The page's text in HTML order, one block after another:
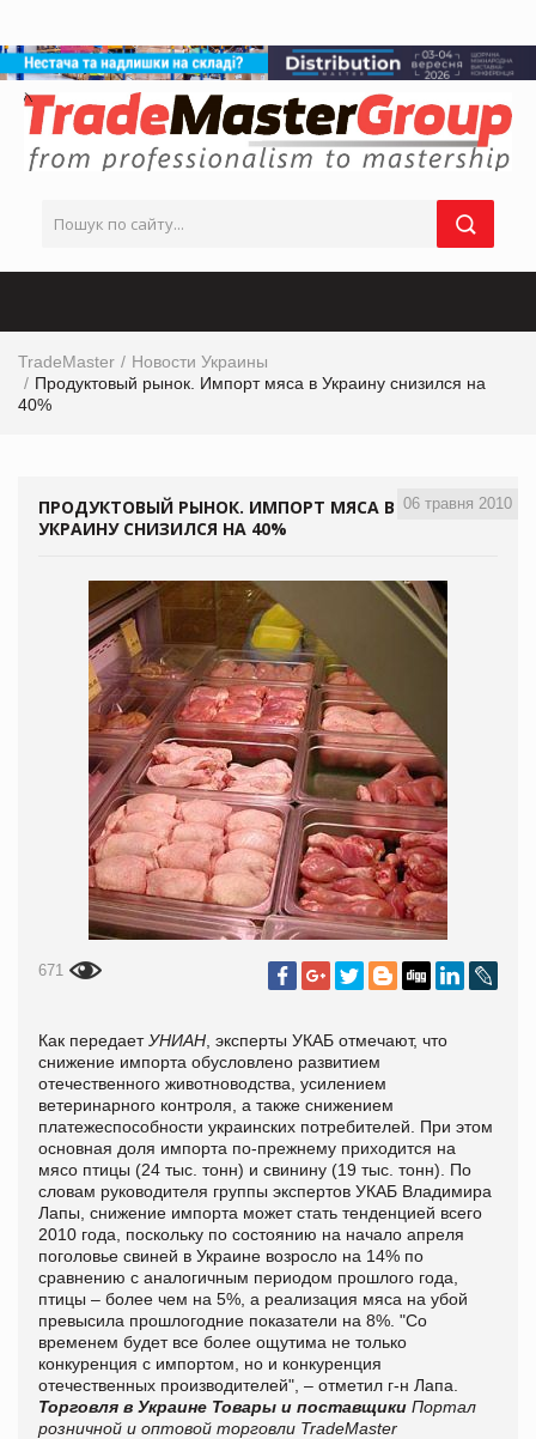
TradeMaster
Новости Украины
Продуктовый рынок. Импорт мяса в Украину снизился на
40%
06 травня 2010
ПРОДУКТОВЫЙ РЫНОК. ИМПОРТ МЯСА В
УКРАИНУ СНИЗИЛСЯ НА 40%
671
Как передаетУНИАН , эксперты УКАБ отмечают, что
снижение импорта обусловлено развитием
отечественного животноводства, усилением
ветеринарного контроля, а также снижением
платежеспособности украинских потребителей. При этом
основная доля импорта по-прежнему приходится на
мясо птицы (24 тыс. тонн) и свинину (19 тыс. тонн). По
словам руководителя группы экспертов УКАБ Владимира
Лапы, снижение импорта может стать тенденцией всего
2010 года, поскольку по состоянию на начало апреля
поголовье свиней в Украине возросло на 14% по
сравнению с аналогичным периодом прошлого года,
птицы – более чем на 5%, а реализация мяса на убой
превысила прошлогодние показатели на 8%. "Со
временем будет все более ощутима не только
конкуренция с импортом, но и конкуренция
отечественных производителей", – отметил г-н Лапа.
Торговля в Украине Товары и поставщики Портал
розничной и оптовой торговли TradeMaster